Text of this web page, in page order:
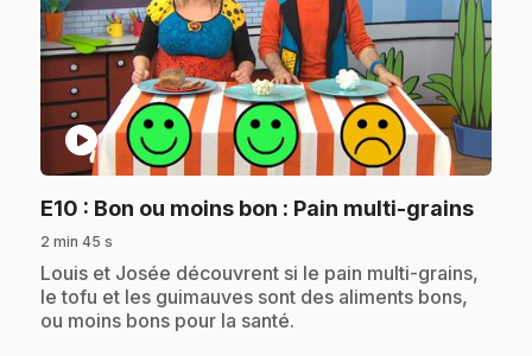
play_circle
E10 : Bon ou moins bon : Pain multi-grains.
2 min 45 s
.Louis et Josée découvrent si le pain multi-grains,
le tofu et les guimauves sont des aliments bons,
ou moins bons pour la santé.